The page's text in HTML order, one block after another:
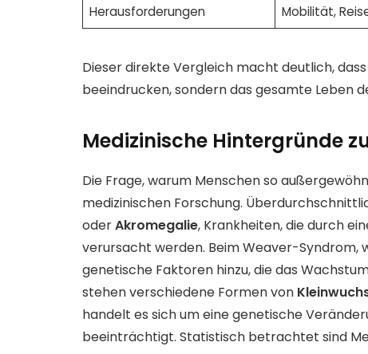
Herausforderungen
Mobilität,
Dieser direkte Vergleich macht deutlich,
beeindrucken, sondern das gesamte Leben
Medizinische Hintergründe
Die Frage, warum Menschen so
medizinischen Forschung.
oderAkromegalie, Krankheiten, die durch
verursacht werden. Beim Weaver-Syndrom,
genetische Faktoren hinzu, die das
stehen verschiedene Formen von
handelt es sich um eine genetische
beeinträchtigt. Statistisch betrachtet sind